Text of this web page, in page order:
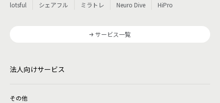
lotsful
シェアフル ミラトレ Neuro Dive HiPro
サービス一覧
法人向けサービス
その他